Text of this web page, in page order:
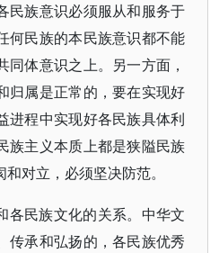
民族意识必须服从和服务于
何民族的本民族意识都不能
体意识之上。另一方面，
归属是正常的，要在实现好
进程中实现好各民族具体利
族主义本质上都是狭隘民族
对立，必须坚决防范。
各民族文化的关系。中华文
传承和弘扬的，各民族优秀